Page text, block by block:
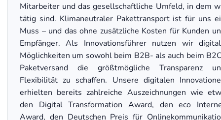
Mitarbeiter und das gesellschaftliche Umfeld, in dem
tätig sind. Klimaneutraler Pakettransport ist für uns
Muss – und das ohne zusätzliche Kosten für Kunden
Empfänger. Als Innovationsführer nutzen wir
Möglichkeiten um sowohl beim B2B- als auch beim
Paketversand die größtmögliche Transparenz
Flexibilität zu schaffen. Unsere digitalen
erhielten bereits zahlreiche Auszeichnungen wie
den Digital Transformation Award, den eco
Award, den Deutschen Preis für